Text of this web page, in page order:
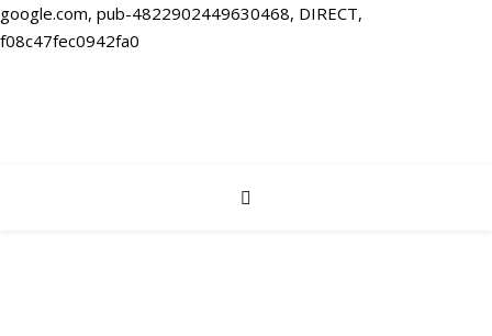
google.com, pub-4822902449630468, DIRECT,
f08c47fec0942fa0